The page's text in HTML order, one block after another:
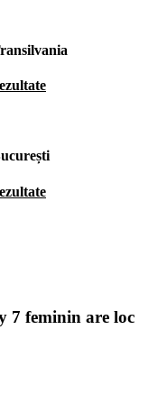
7 feminin are loc